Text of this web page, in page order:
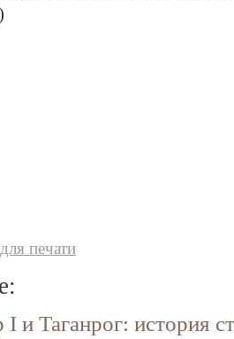
печати
I и Таганрог: история